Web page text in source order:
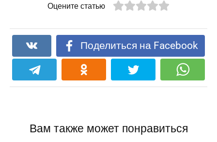
Оцените статью
Поделиться на Facebook
Вам также может понравиться